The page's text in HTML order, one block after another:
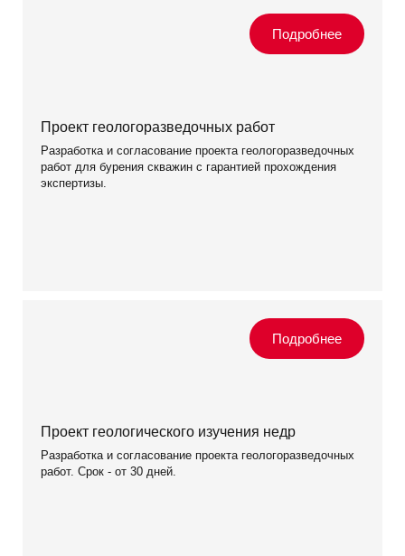
Проект геологоразведочных работ
Разработка и согласование проекта геологоразведочных
работ для бурения скважин с гарантией прохождения
экспертизы.
Проект геологического изучения недр
Разработка и согласование проекта геологоразведочных
работ. Срок - от 30 дней.